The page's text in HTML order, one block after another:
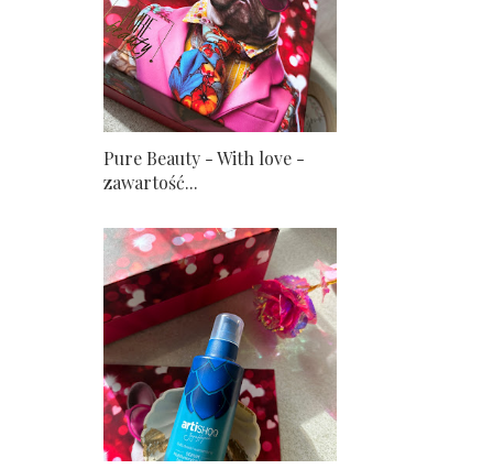
Pure Beauty - With love -
zawartość...